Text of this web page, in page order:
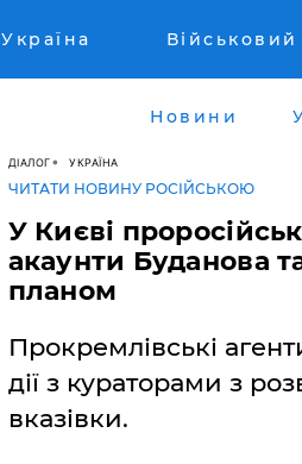
Україна
Новини
ДІАЛОГ УКРАЇНА
ЧИТАТИ НОВИНУ РОСІЙСЬКОЮ
У Києві
акаунти Буданова
планом
Прокремлівські
дії з кураторами з
вказівки.